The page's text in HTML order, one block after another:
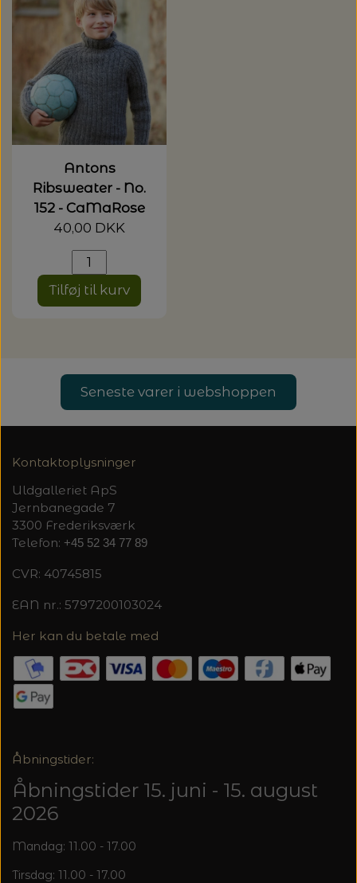
TRYKLÅSE
Antons
Ribsweater - No.
152 - CaMaRose
40,00 DKK
Tilføj til kurv
Seneste varer i webshoppen
Kontaktoplysninger
Uldgalleriet ApS
Jernbanegade 7
3300 Frederiksværk
Telefon: +45 52 34 77 89
CVR: 40745815
EAN nr.: 5797200103024
Her kan du betale med
Åbningstider:
Åbningstider 15. juni - 15. august
2026
Mandag: 11.00 - 17.00
Tirsdag: 11.00 - 17.00